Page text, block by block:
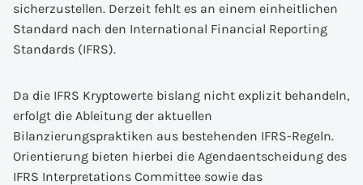
sicherzustellen. Derzeit fehlt es an einem einheitlichen
Standard nach den International Financial Reporting
Standards (IFRS).
Da die IFRS Kryptowerte bislang nicht explizit behandeln,
erfolgt die Ableitung der aktuellen
Bilanzierungspraktiken aus bestehenden IFRS-Regeln.
Orientierung bieten hierbei die Agendaentscheidung des
IFRS Interpretations Committee sowie das